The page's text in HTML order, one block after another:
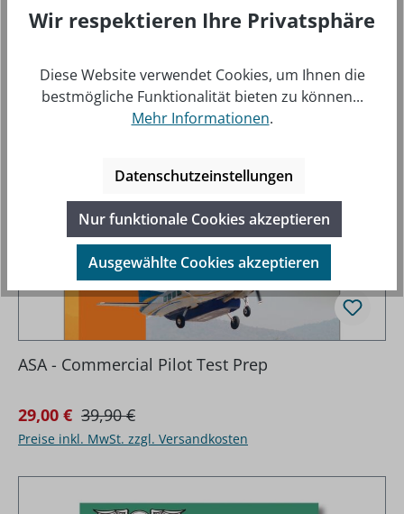
ASA - Commercial Pilot Test Prep
Verkaufspreis:
29,00 € Regulärer Preis:
39,90 €
Preise inkl. MwSt. zzgl. Versandkosten
Wir respektieren Ihre Privatsphäre
Diese Website verwendet Cookies, um Ihnen die
bestmögliche Funktionalität bieten zu können...
Mehr Informationen.
Datenschutzeinstellungen
Nur funktionale Cookies akzeptieren
Ausgewählte Cookies akzeptieren